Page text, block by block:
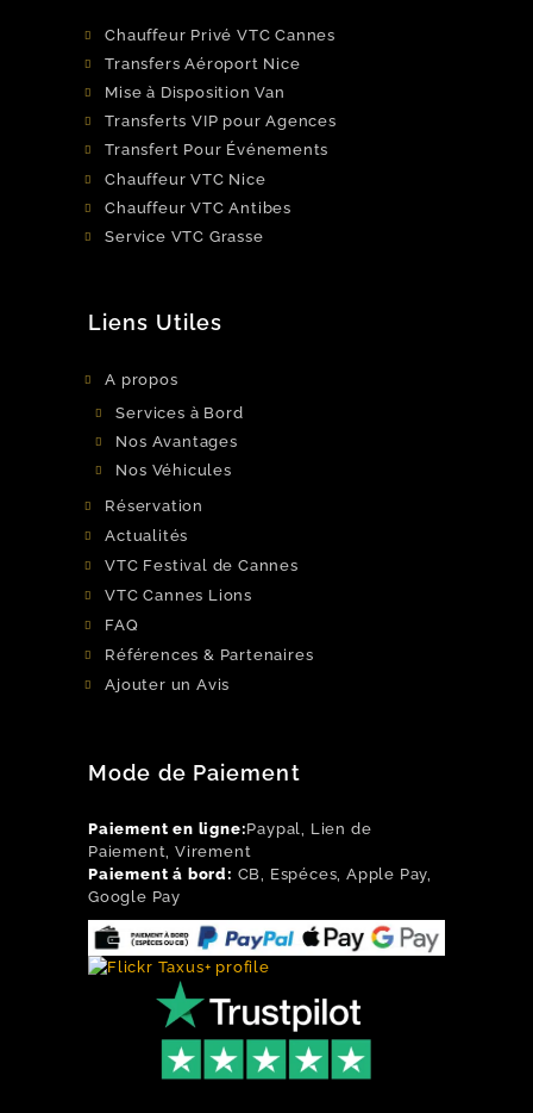
Facebook
Chauffeur Privé VTC Cannes
Transfers Aéroport Nice
Mise à Disposition Van
Transferts VIP pour Agences
Transfert Pour Événements
Chauffeur VTC Nice
Chauffeur VTC Antibes
Service VTC Grasse
Liens Utiles
A propos
Services à Bord
Nos Avantages
Nos Véhicules
Réservation
Actualités
VTC Festival de Cannes
VTC Cannes Lions
FAQ
Références & Partenaires
Ajouter un Avis
Mode de Paiement
Paiement en ligne:Paypal, Lien de
Paiement, Virement
Paiement á bord: CB, Espéces, Apple Pay,
Google Pay
Flickr